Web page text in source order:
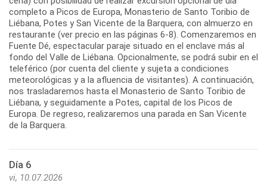
completo a Picos de Europa, Monasterio de Santo Toribio de
Liébana, Potes y San Vicente de la Barquera, con almuerzo en
restaurante (ver precio en las páginas 6-8). Comenzaremos en
Fuente Dé, espectacular paraje situado en el enclave más al
fondo del Valle de Liébana. Opcionalmente, se podrá subir en el
teleférico (por cuenta del cliente y sujeta a condiciones
meteorológicas y a la afluencia de visitantes). A continuación,
nos trasladaremos hasta el Monasterio de Santo Toribio de
Liébana, y seguidamente a Potes, capital de los Picos de
Europa. De regreso, realizaremos una parada en San Vicente
Día 6
vi, 10.07.2026